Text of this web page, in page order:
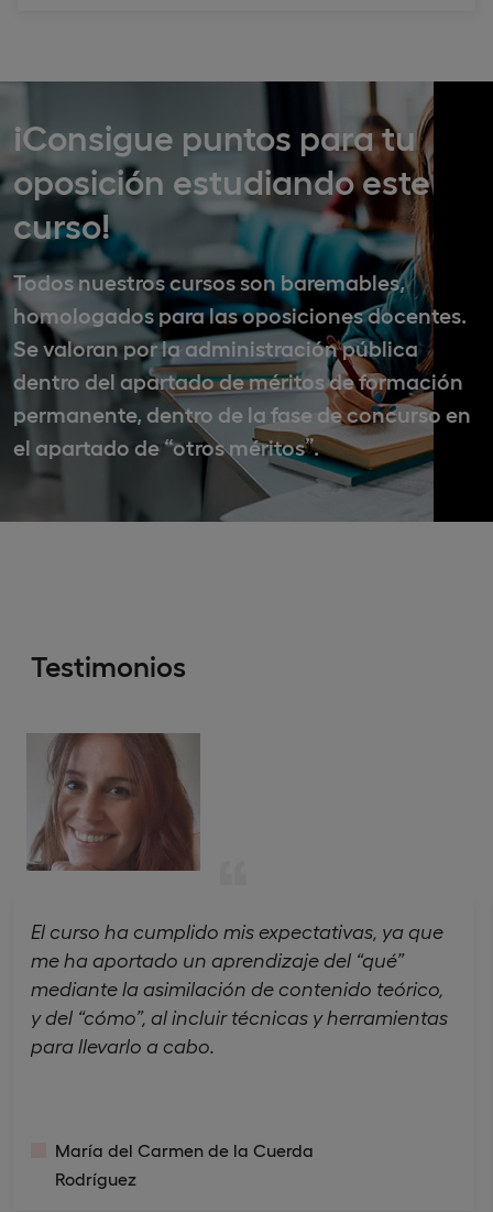
¡Consigue puntos para tu
oposición estudiando este
curso!
Todos nuestros cursos son baremables,
homologados para las oposiciones docentes.
Se valoran por la administración pública
dentro del apartado de méritos de formación
permanente, dentro de la fase de concurso en
el apartado de “otros méritos”.
Testimonios
El curso ha cumplido mis expectativas, ya que
me ha aportado un aprendizaje del “qué”
mediante la asimilación de contenido teórico,
y del “cómo”, al incluir técnicas y herramientas
para llevarlo a cabo.
María del Carmen de la Cuerda
Rodríguez